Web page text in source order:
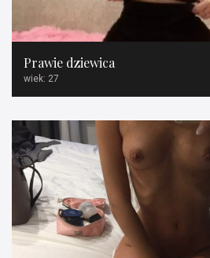
Prawie dziewica
wiek: 27